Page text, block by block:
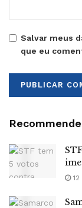
Salvar meus
que eu
12